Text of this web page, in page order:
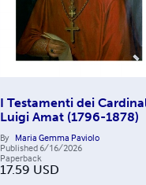
I Testamenti dei
Luigi Amat (1796-1878)
By Maria Gemma Paviolo
Published 6/16/2026
Paperback
17.59 USD